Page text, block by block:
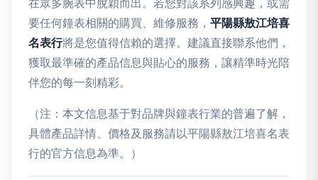
在眾多腕表中脫穎而出。若您對該系列感興趣，或需
要任何鐘表相關的購買、維修服務， 平陽縣敖江培喜
名表行將是您值得信賴的選擇。建議直接聯系他們，
獲取最準確的產品信息與貼心的服務，讓精準時光陪
伴您的每一刻精彩。
（注：本文信息基于對品牌與鐘表行業的普遍了解，
具體產品詳情、價格及服務請以平陽縣敖江培喜名表
行的官方信息為準。）